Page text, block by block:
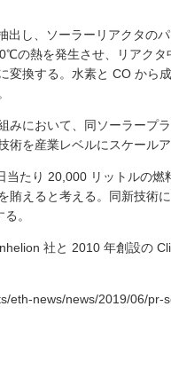
出し、ソーラーリアクタの
の熱を発生させ、リアク
変換する。水素と CO から
みにおいて、同ソーラープ
を産業レベルにスケール
当たり 20,000 リットルの
賄えると考える。同新技術
。
社と 2010 年創設の
eth-news/news/2019/06/pr-